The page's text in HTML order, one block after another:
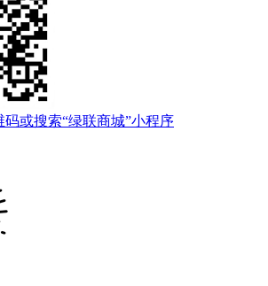
或搜索“绿联商城”小程序